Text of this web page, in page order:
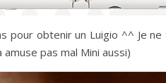
pour obtenir un Luigio ^^ Je
pas mal Mini aussi)